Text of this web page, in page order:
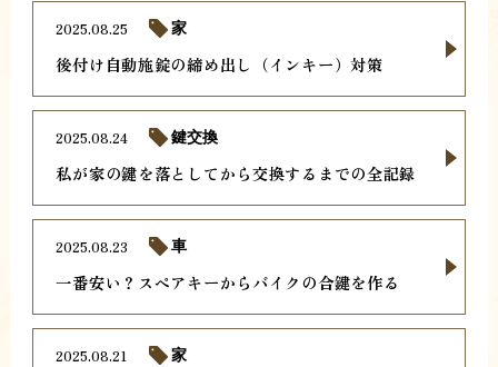
後付け自動施錠の締め出し（インキー）対策
2025.08.25 家
私が家の鍵を落としてから交換するまでの全記録
2025.08.24 鍵交換
一番安い？スペアキーからバイクの合鍵を作る
2025.08.23 車
2025.08.21 家